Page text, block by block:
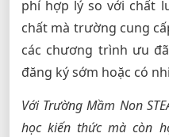
phí hợp lý so với chất
chất mà trường cung
các chương trình ưu
đăng ký sớm hoặc có
Với Trường Mầm Non
học kiến thức mà còn